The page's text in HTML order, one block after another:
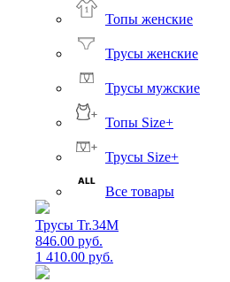
Топы женские
Трусы женские
Трусы мужские
Топы Size+
Трусы Size+
Все товары
Трусы Tr.34M
846.00 руб.
1 410.00 руб.